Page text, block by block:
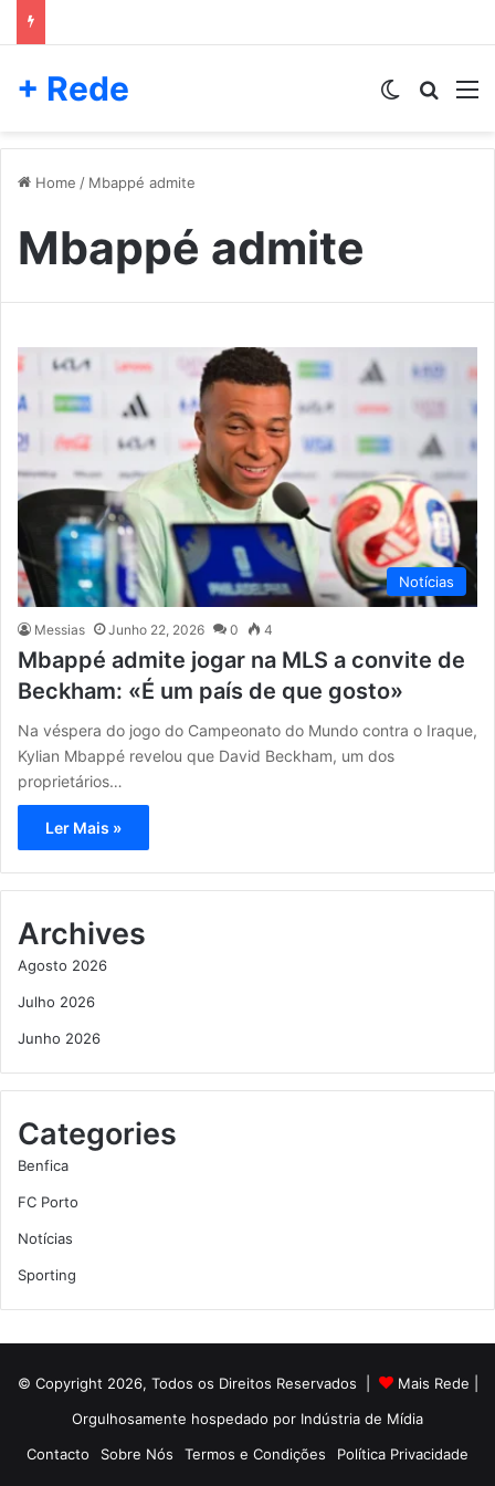
+ Rede Switch skin
Home / Mbappé admite
Mbappé admite
Notícias
Messias Junho 22, 2026 0 4
Mbappé admite jogar na MLS a convite de
Beckham: «É um país de que gosto»
Na véspera do jogo do Campeonato do Mundo contra o Iraque,
Kylian Mbappé revelou que David Beckham, um dos
proprietários…
Ler Mais »
Archives
Agosto 2026
Julho 2026
Junho 2026
Categories
Benfica
FC Porto
Notícias
Sporting
© Copyright 2026, Todos os Direitos Reservados | Mais Rede
Orgulhosamente hospedado por Indústria de Mídia
Contacto
Sobre Nós Termos e Condições Política Privacidade